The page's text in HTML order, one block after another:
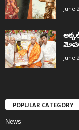
June
June
POPULAR CATEGORY
News